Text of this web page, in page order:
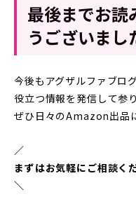
最後までお読
うございまし
今後もアグザルファブロ
役立つ情報を発信して参
ぜひ日々のAmazon出品
／
まずはお気軽にご相談く
＼